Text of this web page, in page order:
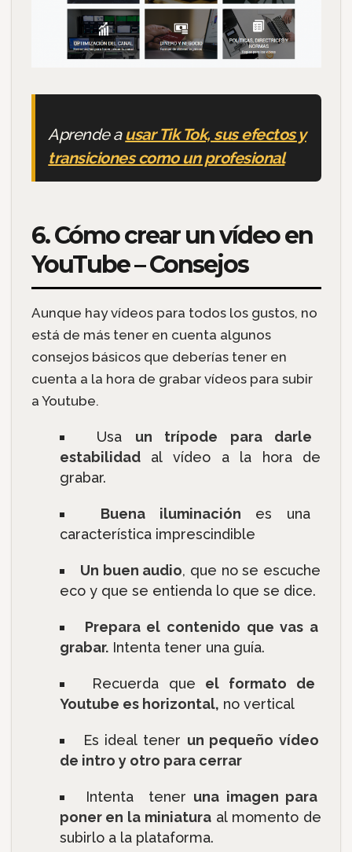
Aprende ausar Tik Tok, sus efectos y
transiciones como un profesional
6. Cómo crear un vídeo en
YouTube – Consejos
Aunque hay vídeos para todos los gustos, no
está de más tener en cuenta algunos
consejos básicos que deberías tener en
cuenta a la hora de grabar vídeos para subir
a Youtube.
Usa un trípode para darle
estabilidadal vídeo a la hora de
grabar.
Buena iluminación es una
característica imprescindible
Un buen audio, que no se escuche
eco y que se entienda lo que se dice.
Prepara el contenido que vas a
grabar.Intenta tener una guía.
Recuerda que el formato de
Youtube es horizontal, no vertical
Es ideal tener un pequeño vídeo
de intro y otro para cerrar
Intenta tener una imagen para
poner en la miniatura al momento de
subirlo a la plataforma.